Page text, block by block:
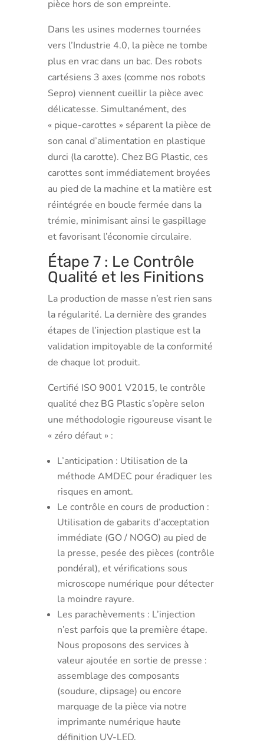
pièce hors de son empreinte.
Dans les usines modernes tournées
vers l’Industrie 4.0, la pièce ne tombe
plus en vrac dans un bac. Des robots
cartésiens 3 axes (comme nos robots
Sepro) viennent cueillir la pièce avec
délicatesse. Simultanément, des
« pique-carottes » séparent la pièce de
son canal d’alimentation en plastique
durci (la carotte). Chez BG Plastic, ces
carottes sont immédiatement broyées
au pied de la machine et la matière est
réintégrée en boucle fermée dans la
trémie, minimisant ainsi le gaspillage
et favorisant l’économie circulaire.
Étape 7 : Le Contrôle
Qualité et les Finitions
La production de masse n’est rien sans
la régularité. La dernière des grandes
étapes de l’injection plastique est la
validation impitoyable de la conformité
de chaque lot produit.
Certifié ISO 9001 V2015, le contrôle
qualité chez BG Plastic s’opère selon
une méthodologie rigoureuse visant le
« zéro défaut » :
L’anticipation : Utilisation de la
méthode AMDEC pour éradiquer les
risques en amont.
Le contrôle en cours de production :
Utilisation de gabarits d’acceptation
immédiate (GO / NOGO) au pied de
la presse, pesée des pièces (contrôle
pondéral), et vérifications sous
microscope numérique pour détecter
la moindre rayure.
Les parachèvements : L’injection
n’est parfois que la première étape.
Nous proposons des services à
valeur ajoutée en sortie de presse :
assemblage des composants
(soudure, clipsage) ou encore
marquage de la pièce via notre
imprimante numérique haute
définition UV-LED.